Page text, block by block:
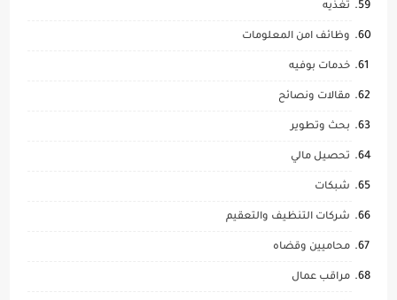
تغذيه
وظائف امن المعلومات
خدمات بوفيه
مقالات ونصائح
بحث وتطوير
تحصيل مالي
شبكات
شركات التنظيف والتعقيم
محاميين وقضاه
مراقب عمال